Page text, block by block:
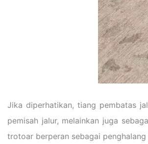
Jika diperhatikan, tiang pembatas
pemisah jalur, melainkan juga
trotoar berperan sebagai